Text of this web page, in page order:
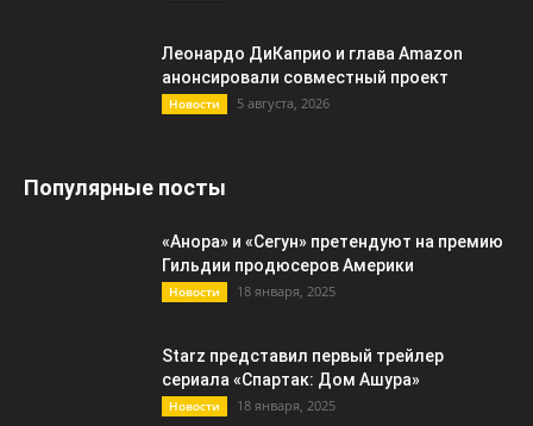
Леонардо ДиКаприо и глава Amazon
анонсировали совместный проект
Новости 5 августа, 2026
Популярные посты
«Анора» и «Сегун» претендуют на премию
Гильдии продюсеров Америки
Новости 18 января, 2025
Starz представил первый трейлер
сериала «Спартак: Дом Ашура»
Новости 18 января, 2025